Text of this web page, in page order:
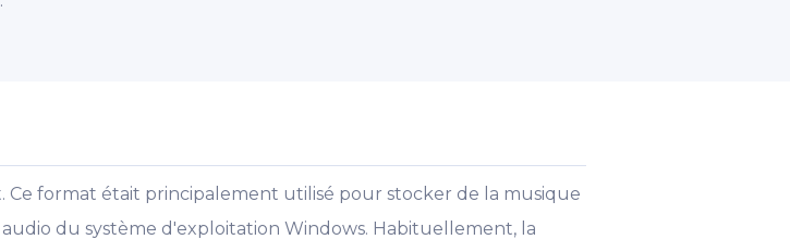
Ce format était principalement utilisé pour stocker de la musique
du système d'exploitation Windows. Habituellement, la